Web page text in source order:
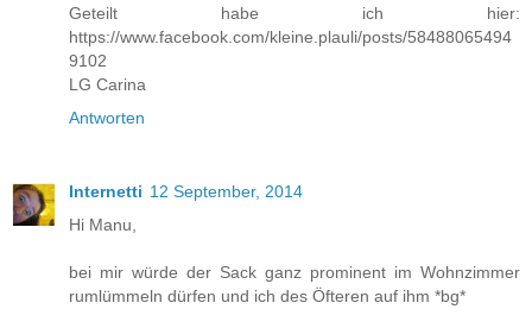
Geteilt habe ich hier:
https://www.facebook.com/kleine.plauli/posts/58488065494
9102
LG Carina
Antworten
Internetti 12 September, 2014
Hi Manu,
bei mir würde der Sack ganz prominent im Wohnzimmer
rumlümmeln dürfen und ich des Öfteren auf ihm *bg*